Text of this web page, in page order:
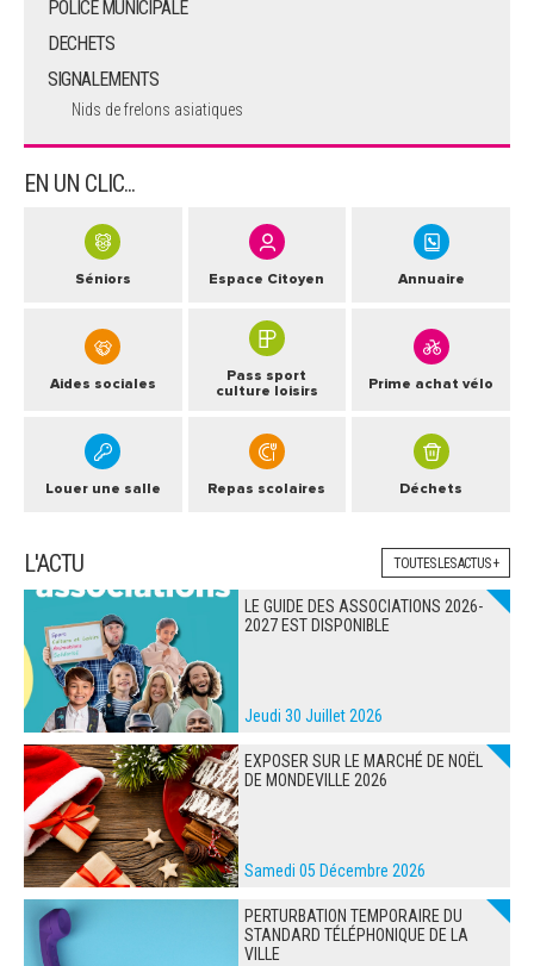
POLICE MUNICIPALE
DECHETS
SIGNALEMENTS
Nids de frelons asiatiques
EN UN CLIC...
Séniors Espace Citoyen Annuaire
Aides sociales
Pass sport
culture loisirs
Prime achat vélo
Louer une salle Repas scolaires Déchets
L'ACTU TOUTES LES ACTUS +
LE GUIDE DES ASSOCIATIONS 2026-
2027 EST DISPONIBLE
Jeudi 30 Juillet 2026
EXPOSER SUR LE MARCHÉ DE NOËL
DE MONDEVILLE 2026
Samedi 05 Décembre 2026
PERTURBATION TEMPORAIRE DU
STANDARD TÉLÉPHONIQUE DE LA
VILLE